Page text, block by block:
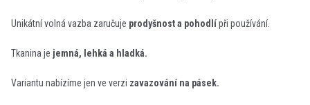
Unikátní volná vazba zaručuje prodyšnost a pohodlípři používání.
Tkanina je jemná, lehká a hladká.
Variantu nabízíme jen ve verzi zavazování na pásek.